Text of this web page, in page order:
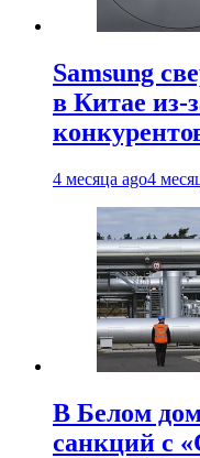
Samsung
в Китае из-
4 месяца ago4
В Белом
санкций с